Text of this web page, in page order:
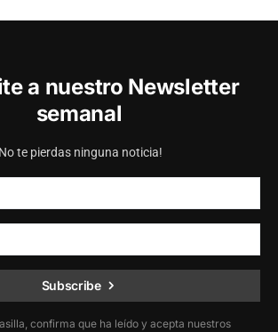
a nuestro Newsletter
semanal
te pierdas ninguna noticia!
Subscribe
confirma que ha leído y acepta nuestros